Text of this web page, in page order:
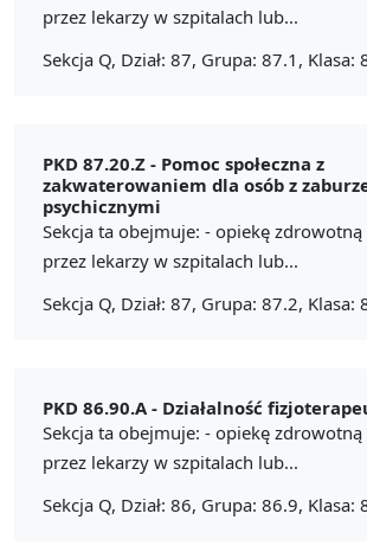
przez lekarzy w szpitalach lub...
Sekcja Q, Dział: 87, Grupa: 87.1, Klasa:
PKD 87.20.Z - Pomoc społeczna z
zakwaterowaniem dla osób z
psychicznymi
Sekcja ta obejmuje: - opiekę
przez lekarzy w szpitalach lub...
Sekcja Q, Dział: 87, Grupa: 87.2, Klasa:
PKD 86.90.A - Działalność
Sekcja ta obejmuje: - opiekę
przez lekarzy w szpitalach lub...
Sekcja Q, Dział: 86, Grupa: 86.9, Klasa: